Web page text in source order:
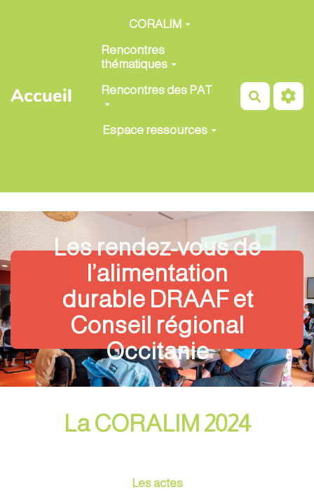
Aller au contenu principal
Accueil
CORALIM
Rencontres
thématiques
Rencontres des PAT
Espace ressources
Les rendez-vous de
l’alimentation
durable DRAAF et
Conseil régional
Occitanie
La CORALIM 2024
Les actes